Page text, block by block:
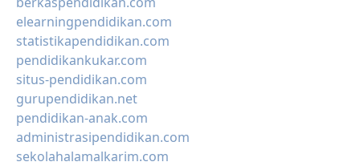
elearningpendidikan.com
statistikapendidikan.com
pendidikankukar.com
situs-pendidikan.com
gurupendidikan.net
pendidikan-anak.com
administrasipendidikan.com
sekolahalamalkarim.com